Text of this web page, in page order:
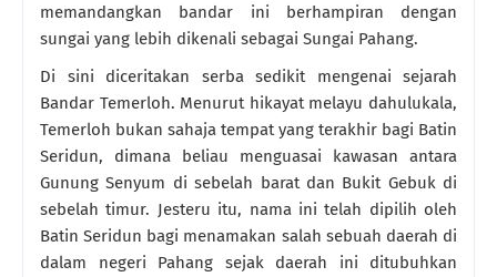
memandangkan bandar ini berhampiran dengan
sungai yang lebih dikenali sebagai Sungai Pahang.
Di sini diceritakan serba sedikit mengenai sejarah
Bandar Temerloh. Menurut hikayat melayu dahulukala,
Temerloh bukan sahaja tempat yang terakhir bagi Batin
Seridun, dimana beliau menguasai kawasan antara
Gunung Senyum di sebelah barat dan Bukit Gebuk di
sebelah timur. Jesteru itu, nama ini telah dipilih oleh
Batin Seridun bagi menamakan salah sebuah daerah di
dalam negeri Pahang sejak daerah ini ditubuhkan